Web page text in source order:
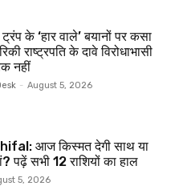
के ‘हार वाले’ बयानों पर कसा
राष्ट्रपति के दावे विरोधाभासी
नहीं
- August 5, 2026
आज किस्मत देगी साथ या
पढ़ें सभी 12 राशियों का हाल
5, 2026